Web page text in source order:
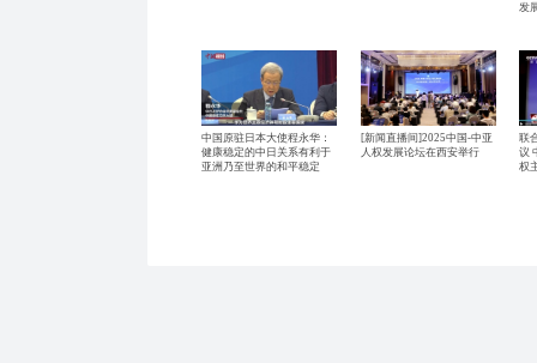
发
中国原驻日本大使程永华：
健康稳定的中日关系有利于
亚洲乃至世界的和平稳定
[新闻直播间]2025中国-中亚
人权发展论坛在西安举行
联
议
权